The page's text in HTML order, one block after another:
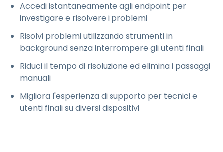
Accedi istantaneamente agli endpoint per
investigare e risolvere i problemi
Risolvi problemi utilizzando strumenti in
background senza interrompere gli utenti finali
Riduci il tempo di risoluzione ed elimina i passaggi
manuali
Migliora l'esperienza di supporto per tecnici e
utenti finali su diversi dispositivi